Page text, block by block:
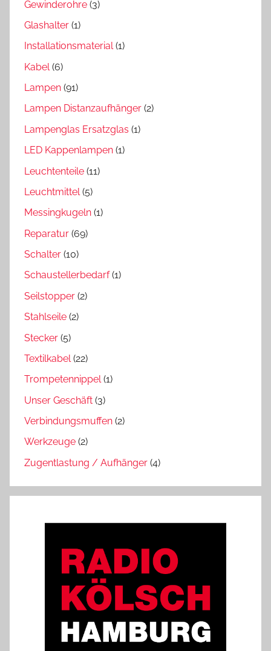
Gewinderohre (3)
Glashalter (1)
Installationsmaterial(1)
Kabel (6)
Lampen (91)
Lampen Distanzaufhänger (2)
Lampenglas Ersatzglas (1)
LED Kappenlampen (1)
Leuchtenteile (11)
Leuchtmittel(5)
Messingkugeln (1)
Reparatur (69)
Schalter (10)
Schaustellerbedarf(1)
Seilstopper (2)
Stahlseile (2)
Stecker (5)
Textilkabel(22)
Trompetennippel(1)
Unser Geschäft (3)
Verbindungsmuffen (2)
Werkzeuge (2)
Zugentlastung / Aufhänger (4)